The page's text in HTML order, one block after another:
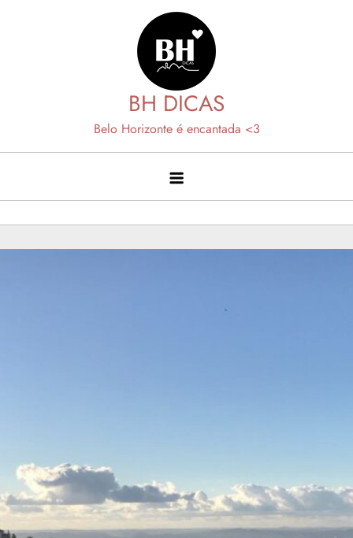
BH DICAS
Belo Horizonte é encantada <3